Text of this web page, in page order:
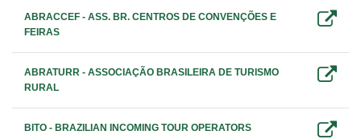
ABRACCEF - ASS. BR. CENTROS DE CONVENÇÕES E
FEIRAS
ABRATURR - ASSOCIAÇÃO BRASILEIRA DE TURISMO
RURAL
BITO - BRAZILIAN INCOMING TOUR OPERATORS